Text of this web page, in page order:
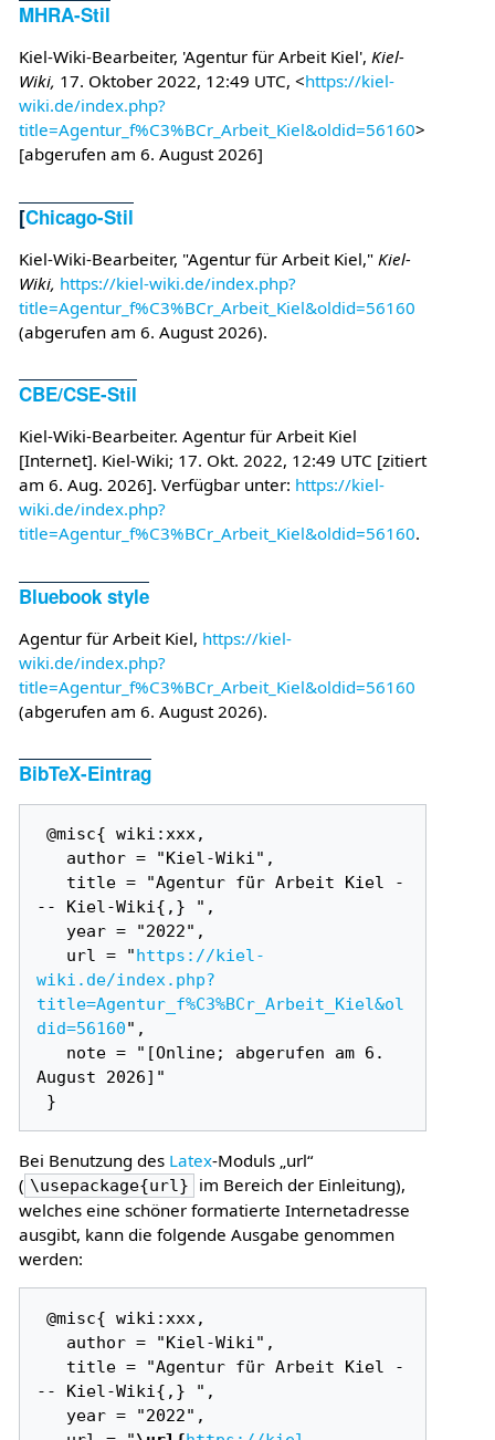
MHRA-Stil
Kiel-Wiki-Bearbeiter, 'Agentur für Arbeit Kiel', Kiel-
Wiki, 17. Oktober 2022, 12:49 UTC, <https://kiel-
wiki.de/index.php?
title=Agentur_f%C3%BCr_Arbeit_Kiel&oldid=56160>
[abgerufen am 6. August 2026]
[Chicago-Stil
Kiel-Wiki-Bearbeiter, "Agentur für Arbeit Kiel," Kiel-
Wiki, https://kiel-wiki.de/index.php?
title=Agentur_f%C3%BCr_Arbeit_Kiel&oldid=56160
(abgerufen am 6. August 2026).
CBE/CSE-Stil
Kiel-Wiki-Bearbeiter. Agentur für Arbeit Kiel
[Internet]. Kiel-Wiki; 17. Okt. 2022, 12:49 UTC [zitiert
am 6. Aug. 2026]. Verfügbar unter: https://kiel-
wiki.de/index.php?
title=Agentur_f%C3%BCr_Arbeit_Kiel&oldid=56160.
Bluebook style
Agentur für Arbeit Kiel, https://kiel-
wiki.de/index.php?
title=Agentur_f%C3%BCr_Arbeit_Kiel&oldid=56160
(abgerufen am 6. August 2026).
BibTeX-Eintrag
@misc{ wiki:xxx,
-- Kiel-Wiki{,} ",
   url = "
https://kiel-
wiki.de/index.php?
title=Agentur_f%C3%BCr_Arbeit_Kiel&ol
did=56160",
August 2026]"
Bei Benutzung des Latex-Moduls „url“
( \usepackage{url}
im Bereich der Einleitung),
welches eine schöner formatierte Internetadresse
ausgibt, kann die folgende Ausgabe genommen
werden:
@misc{ wiki:xxx,
-- Kiel-Wiki{,} ",